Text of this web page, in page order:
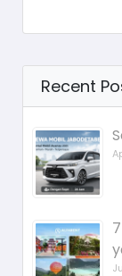
Recent